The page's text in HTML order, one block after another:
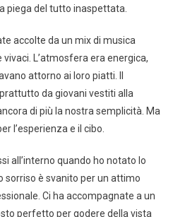
piega del tutto inaspettata.
accolte da un mix di musica
L’atmosfera era energica,
attorno ai loro piatti. Il
da giovani vestiti alla
di più la nostra semplicità. Ma
l’esperienza e il cibo.
all’interno quando ho notato lo
sorriso è svanito per un attimo
Ci ha accompagnate a un
perfetto per godere della vista